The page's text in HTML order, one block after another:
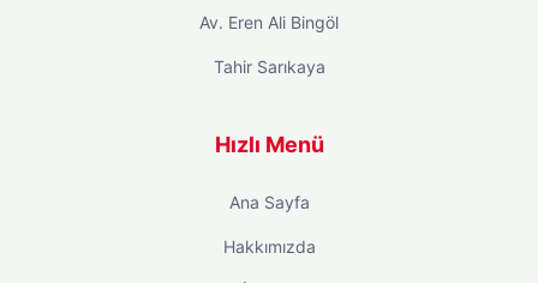
Av. Eren Ali Bingöl
Tahir Sarıkaya
Hızlı Menü
Ana Sayfa
Hakkımızda